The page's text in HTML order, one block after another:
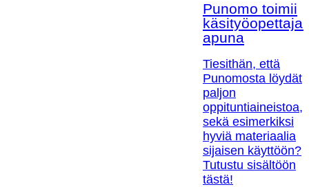
Punomo toimii
apuna
Tiesithän, että
Punomosta löydät
paljon
oppituntiaineistoa,
sekä esimerkiksi
hyviä materiaalia
sijaisen käyttöön?
Tutustu sisältöön
tästä!